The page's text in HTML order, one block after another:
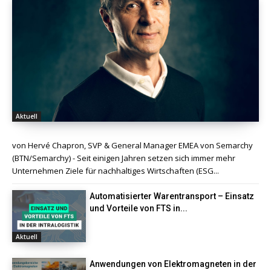
Aktuell
von Hervé Chapron, SVP & General Manager EMEA von Semarchy
(BTN/Semarchy) - Seit einigen Jahren setzen sich immer mehr
Unternehmen Ziele für nachhaltiges Wirtschaften (ESG...
Aktuell
Automatisierter Warentransport – Einsatz
und Vorteile von FTS in...
Anwendungen von Elektromagneten in der